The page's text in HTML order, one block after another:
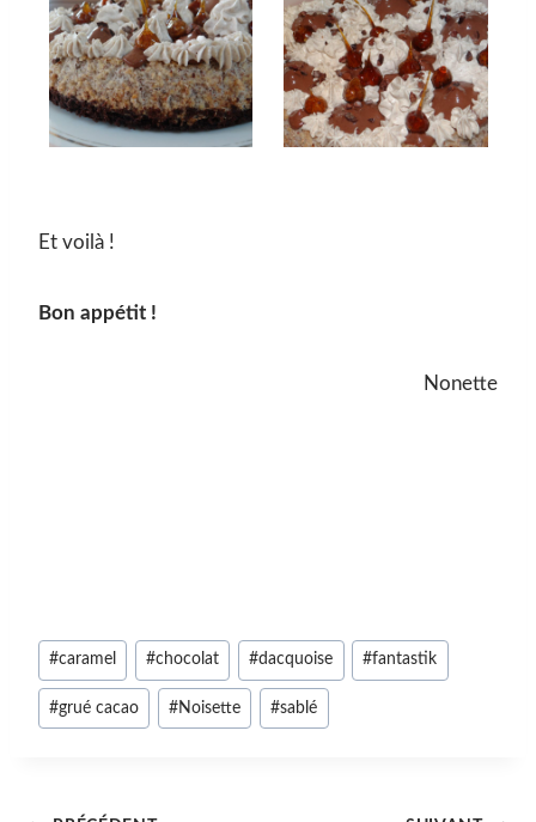
Et voilà !
Bon appétit !
Nonette
Étiquettes
de
la
#caramel #chocolat #dacquoise #fantastik
#grué cacao #Noisette #sablé